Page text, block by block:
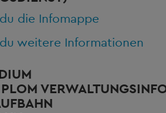
die Infomappe
weitere Informationen